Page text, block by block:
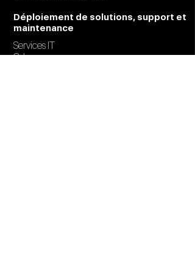
Déploiement de solutions, support et
maintenance
Services IT
Odoo